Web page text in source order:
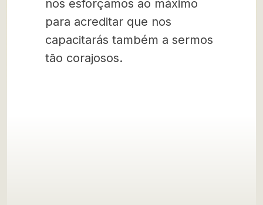
nos esforçamos ao máximo
para acreditar que nos
capacitarás também a sermos
tão corajosos.